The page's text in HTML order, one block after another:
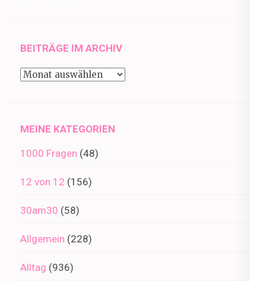
BEITRÄGE IM ARCHIV
Beiträge
MEINE KATEGORIEN
1000 Fragen (48)
12 von 12 (156)
30am30 (58)
Allgemein (228)
Alltag (936)